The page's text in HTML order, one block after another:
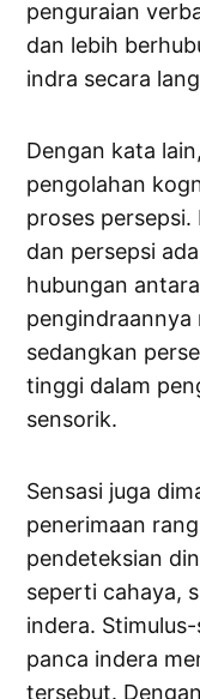
penguraian
dan lebih
indra secara
Dengan kata
pengolahan
proses persepsi.
dan persepsi
hubungan
pengindraannya
sedangkan
tinggi dalam
sensorik.
Sensasi juga
penerimaan
pendeteksian
seperti cahaya,
indera.
panca indera
tersebut.